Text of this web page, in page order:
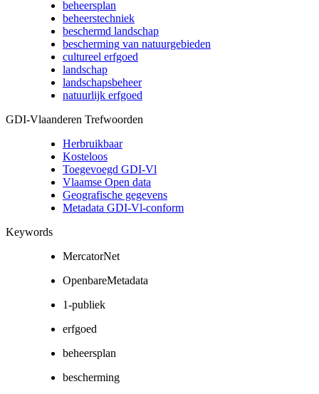
beheersplan
beheerstechniek
beschermd landschap
bescherming van natuurgebieden
cultureel erfgoed
landschap
landschapsbeheer
natuurlijk erfgoed
GDI-Vlaanderen Trefwoorden
Herbruikbaar
Kosteloos
Toegevoegd GDI-Vl
Vlaamse Open data
Geografische gegevens
Metadata GDI-Vl-conform
Keywords
MercatorNet
OpenbareMetadata
1-publiek
erfgoed
beheersplan
bescherming